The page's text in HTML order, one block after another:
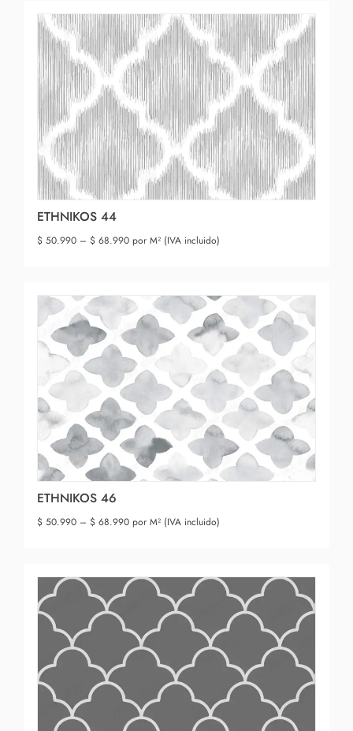
ETHNIKOS 44
$50.990 – $68.990por M² (IVA incluido)
ETHNIKOS 46
$50.990 – $68.990por M² (IVA incluido)